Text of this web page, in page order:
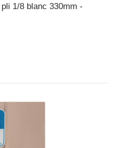
1/8 blanc 330mm -